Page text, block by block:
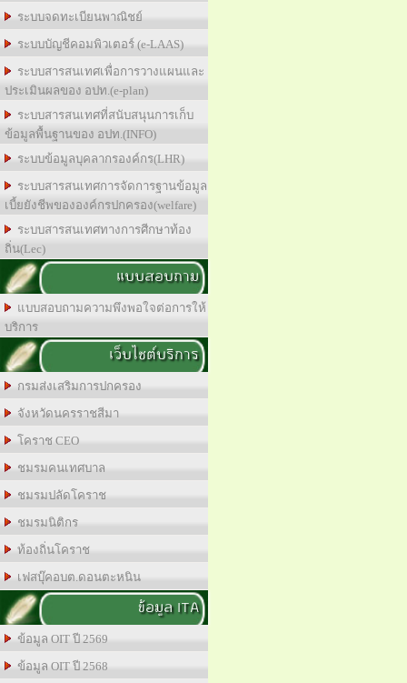
ระบบจดทะเบียนพาณิชย์
ระบบบัญชีคอมพิวเตอร์ (e-LAAS)
ระบบสารสนเทศเพื่อการวางแผนและ
ประเมินผลของ อปท.(e-plan)
ระบบสารสนเทศที่สนับสนุนการเก็บ
ข้อมูลพื้นฐานของ อปท.(INFO)
ระบบข้อมูลบุคลากรองค์กร(LHR)
ระบบสารสนเทศการจัดการฐานข้อมูล
เบี้ยยังชีพขององค์กรปกครอง(welfare)
ระบบสารสนเทศทางการศีกษาท้อง
ถิ่น(Lec)
แบบสอบถาม
แบบสอบถามความพึงพอใจต่อการให้
บริการ
เว็บไซต์บริการ
กรมส่งเสริมการปกครอง
จังหวัดนครราชสีมา
โคราช CEO
ชมรมคนเทศบาล
ชมรมปลัดโคราช
ชมรมนิติกร
ท้องถิ่นโคราช
เฟสบุ๊คอบต.ดอนตะหนิน
ข้อมูล ITA
ข้อมูล OIT ปี 2569
ข้อมูล OIT ปี 2568